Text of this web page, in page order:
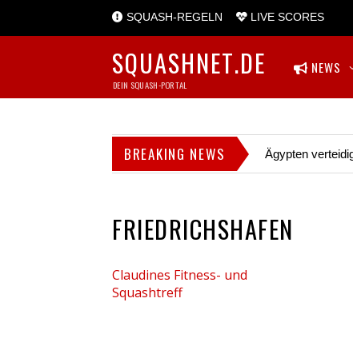
SQUASH-REGELN LIVE SCORES
SQUASHNET.DE
DEIN SQUASH-PORTAL
NEWS
BREAKING NEWS Ägypten
FRIEDRICHSHAFEN
Claudines Fitness- und
Squashtreff